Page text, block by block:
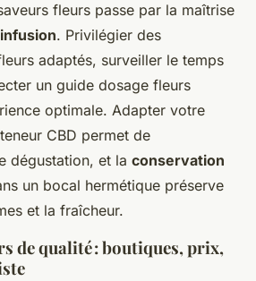
fleurs passe par la maîtrise
. Privilégier des
adaptés, surveiller le temps
un guide dosage fleurs
optimale. Adapter votre
CBD permet de
dégustation, et la conservation
un bocal hermétique préserve
et la fraîcheur.
de qualité : boutiques, prix,